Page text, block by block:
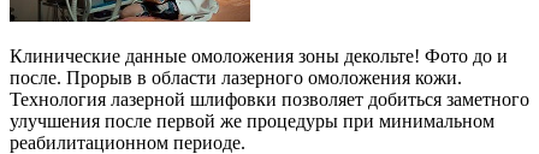
Клинические данные омоложения зоны декольте! Фото до и
после. Прорыв в области лазерного омоложения кожи.
Технология лазерной шлифовки позволяет добиться заметного
улучшения после первой же процедуры при минимальном
реабилитационном периоде.